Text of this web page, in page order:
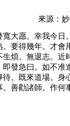
來源：
大愿。幸我今
要得幾年。才
煩。無退志。
發急曰。如不
。既來道場。
善勸諸師。作